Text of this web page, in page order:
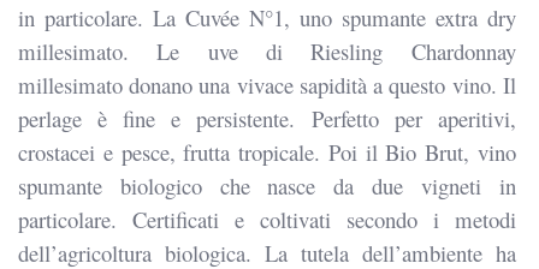
in particolare. La Cuvée N°1, uno spumante extra dry
millesimato. Le uve di Riesling Chardonnay
millesimato donano una vivace sapidità a questo vino. Il
perlage è fine e persistente. Perfetto per aperitivi,
crostacei e pesce, frutta tropicale. Poi il Bio Brut, vino
spumante biologico che nasce da due vigneti in
particolare. Certificati e coltivati secondo i metodi
dell’agricoltura biologica. La tutela dell’ambiente ha